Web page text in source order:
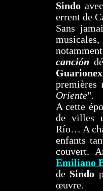
Sindo
errent de
Sans
canción
Guarionex
premières
Oriente".
A cette
de villes
Río… A
enfants
couvert.
Emiliano
de Sindo
œuvre.